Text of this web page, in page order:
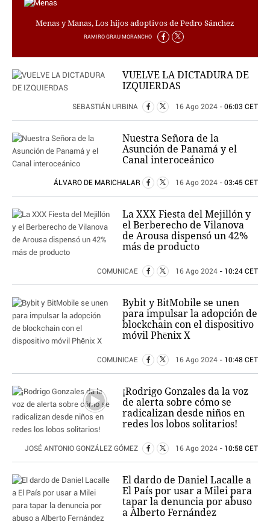
Menas y Manas, Los hijos adoptivos de Pedro Sánchez
RAMIRO GRAU MORANCHO
VUELVE LA DICTADURA DE
IZQUIERDAS
SEBASTIÁN URBINA 16 Ago 2024 - 06:03 CET
Nuestra Señora de la
Asunción de Panamá y el
Canal interoceánico
ÁLVARO DE MARICHALAR 16 Ago 2024 - 03:45 CET
La XXX Fiesta del Mejillón y
el Berberecho de Vilanova
de Arousa dispensó un 42%
más de producto
COMUNICAE 16 Ago 2024 - 10:24 CET
Bybit y BitMobile se unen
para impulsar la adopción de
blockchain con el dispositivo
móvil Phēnix X
COMUNICAE 16 Ago 2024 - 10:48 CET
¡Rodrigo Gonzales da la voz
de alerta sobre cómo se
radicalizan desde niños en
redes los lobos solitarios!
JOSÉ ANTONIO GONZÁLEZ GÓMEZ 16 Ago 2024 - 10:58 CET
El dardo de Daniel Lacalle a
El País por usar a Milei para
tapar la denuncia por abuso
a Alberto Fernández